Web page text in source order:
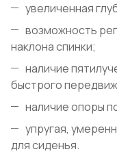
увеличенная
возможность
наклона спинки;
наличие
быстрого
наличие опоры
упругая,
для сиденья.